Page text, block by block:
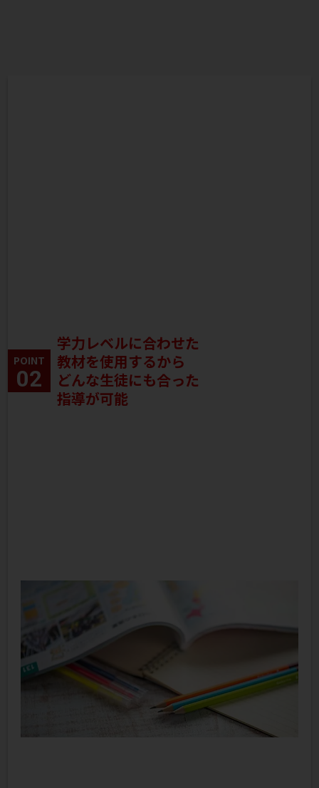
POINT
02
学力レベルに合わせた
教材を使用するから
どんな生徒にも合った
指導が可能